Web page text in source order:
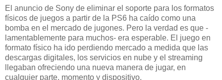
El anuncio de Sony de eliminar el soporte para los formatos
físicos de juegos a partir de la PS6 ha caído como una
bomba en el mercado de jugones. Pero la verdad es que -
lamentablemente para muchos- era esperable. El juego en
formato físico ha ido perdiendo mercado a medida que las
descargas digitales, los servicios en nube y el streaming
llegaban ofreciendo una nueva manera de jugar, en
cualquier parte, momento y dispositivo.